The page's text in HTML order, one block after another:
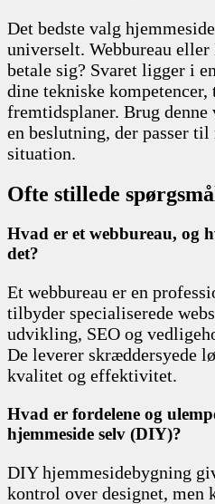
Det bedste valg
universelt. Webbureau
betale sig? Svaret ligger i
dine tekniske kompetencer,
fremtidsplaner. Brug
en beslutning, der passer
situation.
Ofte stillede
Hvad er et webbureau, og
det?
Et webbureau er en
tilbyder specialiserede
udvikling, SEO og
De leverer skræddersyede
kvalitet og effektivitet.
Hvad er fordelene og
hjemmeside selv (DIY)?
DIY hjemmesidebygning
kontrol over designet, men